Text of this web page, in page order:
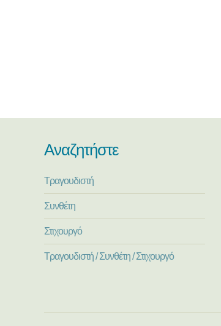
Αναζητήστε
Τραγουδιστή
Συνθέτη
Στιχουργό
Τραγουδιστή / Συνθέτη / Στιχουργό